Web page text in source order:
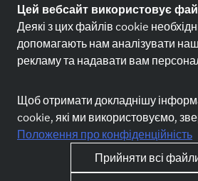
Ким ти можеш стати
About
Про
Цей вебсайт використовує
Деякі з цих файлів cookie
допомагають нам аналізувати
рекламу та надавати вам
Щоб отримати докладнішу
cookie, які ми використовуємо,
Положення про конфіденційність
Прийняти всі